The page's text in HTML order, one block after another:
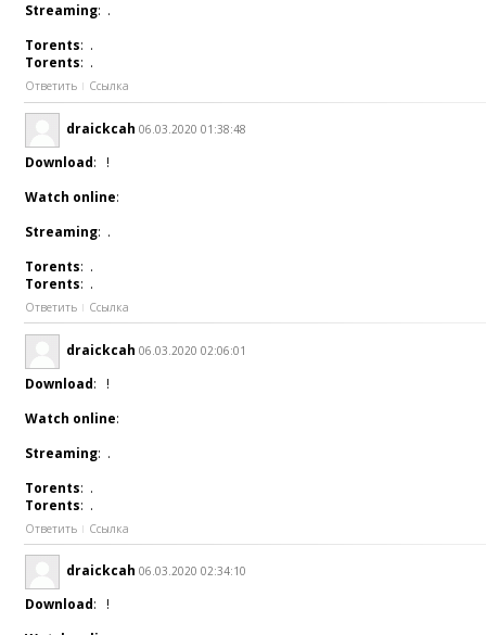
Streaming: .
Torents: .
Torents: .
Ответить Ссылка
draickcah 06.03.2020 01:38:48
Download: !
Watch online:
Streaming: .
Torents: .
Torents: .
Ответить Ссылка
draickcah 06.03.2020 02:06:01
Download: !
Watch online:
Streaming: .
Torents: .
Torents: .
Ответить Ссылка
draickcah 06.03.2020 02:34:10
Download: !